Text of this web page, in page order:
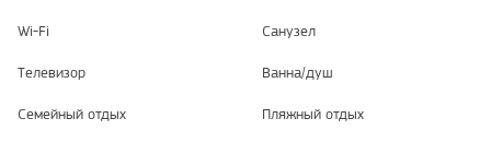
Wi-Fi Санузел
Телевизор Ванна/душ
Семейный отдых Пляжный отдых